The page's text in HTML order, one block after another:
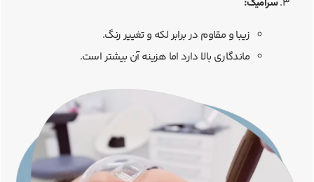
سرامیک:
زیبا و مقاوم در برابر لکه و تغییر رنگ.
ماندگاری بالا دارد اما هزینه آن بیشتر است.